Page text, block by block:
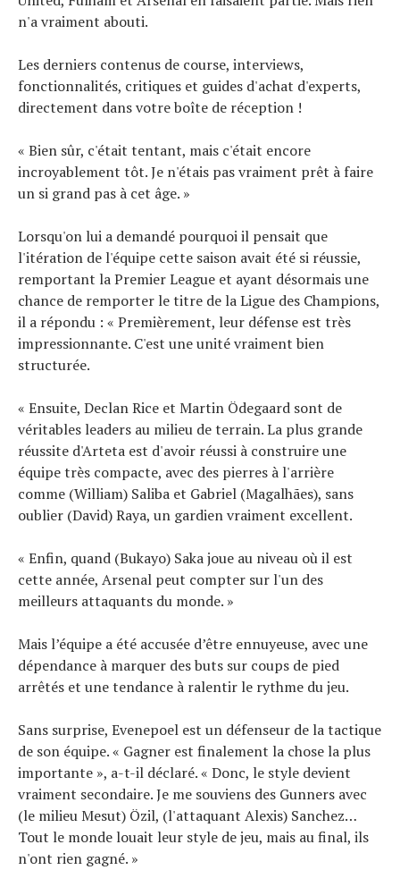
n'a vraiment abouti.
Les derniers contenus de course, interviews,
fonctionnalités, critiques et guides d'achat d'experts,
directement dans votre boîte de réception !
« Bien sûr, c'était tentant, mais c'était encore
incroyablement tôt. Je n'étais pas vraiment prêt à faire
un si grand pas à cet âge. »
Lorsqu'on lui a demandé pourquoi il pensait que
l'itération de l'équipe cette saison avait été si réussie,
remportant la Premier League et ayant désormais une
chance de remporter le titre de la Ligue des Champions,
il a répondu : « Premièrement, leur défense est très
impressionnante. C'est une unité vraiment bien
structurée.
« Ensuite, Declan Rice et Martin Ödegaard sont de
véritables leaders au milieu de terrain. La plus grande
réussite d'Arteta est d'avoir réussi à construire une
équipe très compacte, avec des pierres à l'arrière
comme (William) Saliba et Gabriel (Magalhães), sans
oublier (David) Raya, un gardien vraiment excellent.
« Enfin, quand (Bukayo) Saka joue au niveau où il est
cette année, Arsenal peut compter sur l'un des
meilleurs attaquants du monde. »
Mais l’équipe a été accusée d’être ennuyeuse, avec une
dépendance à marquer des buts sur coups de pied
arrêtés et une tendance à ralentir le rythme du jeu.
Sans surprise, Evenepoel est un défenseur de la tactique
de son équipe. « Gagner est finalement la chose la plus
importante », a-t-il déclaré. « Donc, le style devient
vraiment secondaire. Je me souviens des Gunners avec
(le milieu Mesut) Özil, (l'attaquant Alexis) Sanchez…
Tout le monde louait leur style de jeu, mais au final, ils
n'ont rien gagné. »